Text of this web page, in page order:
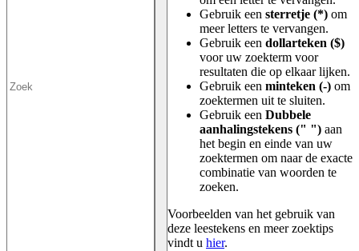
Gebruik een sterretje (*) om
meer letters te vervangen.
Gebruik een dollarteken ($)
voor uw zoekterm voor
resultaten die op elkaar lijken.
Gebruik een minteken (-) om
zoektermen uit te sluiten.
Gebruik een Dubbele
aanhalingstekens (" ") aan
het begin en einde van uw
zoektermen om naar de exacte
combinatie van woorden te
zoeken.
Voorbeelden van het gebruik van
deze leestekens en meer zoektips
vindt u hier.